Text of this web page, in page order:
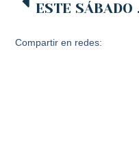
ESTE SÁBADO 3,
Compartir en redes: